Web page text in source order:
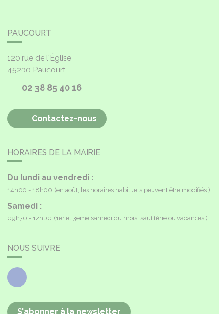
PAUCOURT
120 rue de l'Église
45200 Paucourt
02 38 85 40 16
Contactez-nous
HORAIRES DE LA MAIRIE
Du lundi au vendredi :
14h00 - 18h00 (en août, les horaires habituels peuvent être modifiés.)
Samedi :
09h30 - 12h00 (1er et 3ème samedi du mois, sauf férié ou vacances.)
NOUS SUIVRE
Facebook
S'abonner à la newsletter